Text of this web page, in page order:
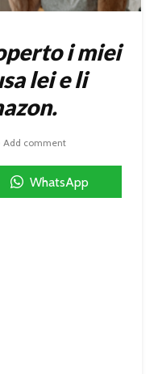
i miei
lei e li
Add comment
WhatsApp